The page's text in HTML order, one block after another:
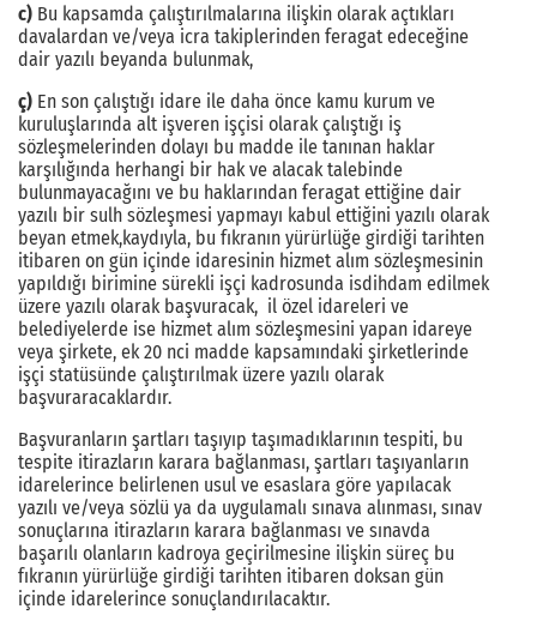
c) Bu kapsamda çalıştırılmalarına ilişkin olarak açtıkları
davalardan ve/veya icra takiplerinden feragat edeceğine
dair yazılı beyanda bulunmak,
ç) En son çalıştığı idare ile daha önce kamu kurum ve
kuruluşlarında alt işveren işçisi olarak çalıştığı iş
sözleşmelerinden dolayı bu madde ile tanınan haklar
karşılığında herhangi bir hak ve alacak talebinde
bulunmayacağını ve bu haklarından feragat ettiğine dair
yazılı bir sulh sözleşmesi yapmayı kabul ettiğini yazılı olarak
beyan etmek,kaydıyla, bu fıkranın yürürlüğe girdiği tarihten
itibaren on gün içinde idaresinin hizmet alım sözleşmesinin
yapıldığı birimine sürekli işçi kadrosunda isdihdam edilmek
üzere yazılı olarak başvuracak, il özel idareleri ve
belediyelerde ise hizmet alım sözleşmesini yapan idareye
veya şirkete, ek 20 nci madde kapsamındaki şirketlerinde
işçi statüsünde çalıştırılmak üzere yazılı olarak
başvuraracaklardır.
Başvuranların şartları taşıyıp taşımadıklarının tespiti, bu
tespite itirazların karara bağlanması, şartları taşıyanların
idarelerince belirlenen usul ve esaslara göre yapılacak
yazılı ve/veya sözlü ya da uygulamalı sınava alınması, sınav
sonuçlarına itirazların karara bağlanması ve sınavda
başarılı olanların kadroya geçirilmesine ilişkin süreç bu
fıkranın yürürlüğe girdiği tarihten itibaren doksan gün
içinde idarelerince sonuçlandırılacaktır.